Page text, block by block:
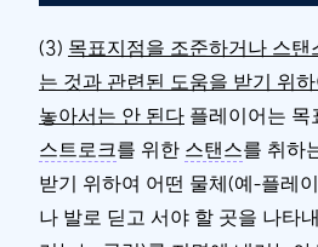
(3) 목표지점을 조준하거나 스
는 것과 관련된 도움을 받기 위
놓아서는 안 된다 플레이어는
스트로크를 위한 스탠스를 취하
받기 위하여 어떤 물체(예-플레
나 발로 딛고 서야 할 곳을 나타